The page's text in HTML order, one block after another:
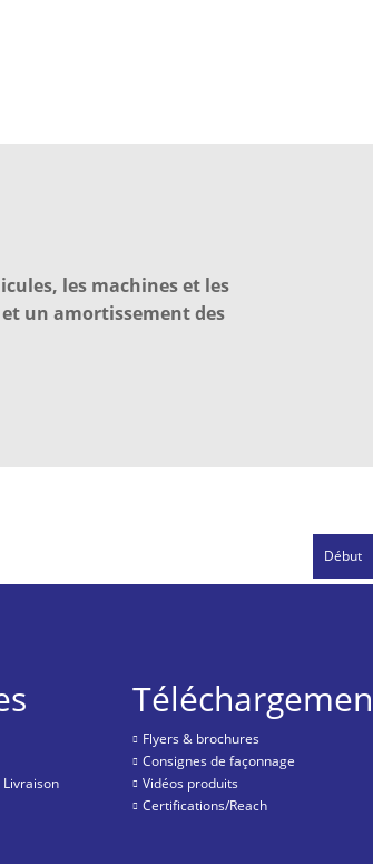
les machines et les
un amortissement des
Début
Flyers & brochures
Consignes de façonnage
Vidéos produits
Certifications/Reach